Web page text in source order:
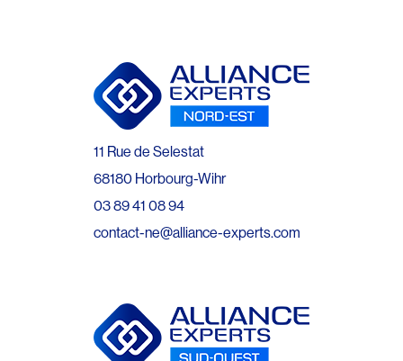
11 Rue de Selestat
68180 Horbourg-Wihr
03 89 41 08 94
contact-ne@alliance-experts.com